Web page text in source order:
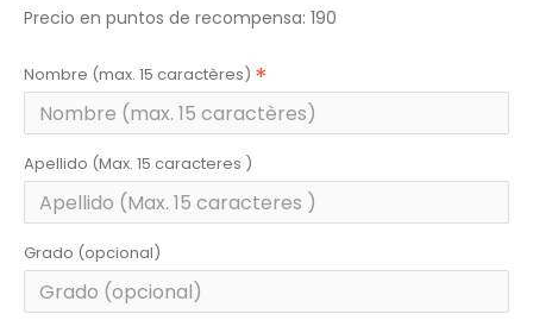
Precio en puntos de recompensa: 190
Nombre (max. 15 caractères)
Apellido (Max. 15 caracteres )
Grado (opcional)